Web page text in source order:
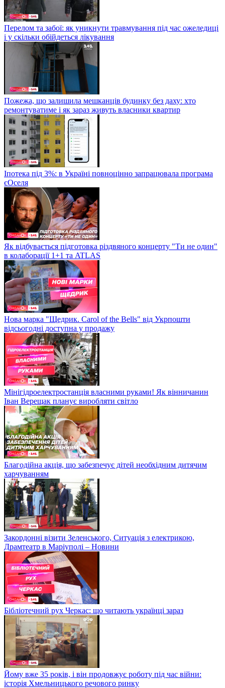
Перелом та забої: як уникнути травмування під час ожеледиці
і у скільки обійдеться лікування
Пожежа, що залишила мешканців будинку без даху: хто
ремонтуватиме і як зараз живуть власники квартир
Іпотека під 3%: в Україні повноцінно запрацювала програма
єОселя
Як відбувається підготовка різдвяного концерту "Ти не один"
в колаборації 1+1 та ATLAS
Нова марка "Щедрик. Carol of the Bells" від Укрпошти
відсьогодні доступна у продажу
Мінігідроелектростанція власними руками! Як вінничанин
Іван Верещак планує виробляти світло
Благодійна акція, що забезпечує дітей необхідним дитячим
харчуванням
Закордонні візити Зеленського, Ситуація з електрикою,
Драмтеатр в Маріуполі – Новини
Бібліотечний рух Черкас: що читають українці зараз
Йому вже 35 років, і він продовжує роботу під час війни:
історія Хмельницького речового ринку